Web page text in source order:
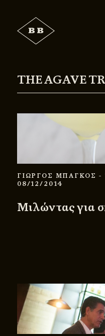
THE AGAVE
ΓΙΩΡΓΟΣ ΜΠΑΓΚΟΣ -
08/12/2014
Μιλώντας για